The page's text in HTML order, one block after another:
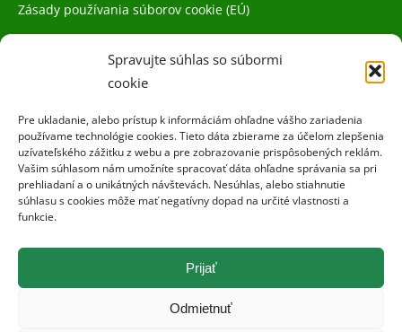
Spravujte súhlas so súbormi
cookie
Pre ukladanie, alebo prístup k informáciám ohľadne vášho zariadenia
používame technológie cookies. Tieto dáta zbierame za účelom zlepšenia
uzívateľského zážitku z webu a pre zobrazovanie prispôsobených reklám.
Vašim súhlasom nám umožníte spracovať dáta ohľadne správania sa pri
prehliadaní a o unikátných návštevách. Nesúhlas, alebo stiahnutie
súhlasu s cookies môže mať negatívny dopad na určité vlastnosti a
funkcie.
Prijať
Odmietnuť
Zásady používania súborov cookie (EÚ)